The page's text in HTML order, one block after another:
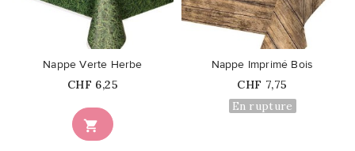

Nappe Verte Herbe
Prix
CHF 6,25
favorite_border
Nappe Imprimé Bois
Prix
CHF 7,75
En rupture